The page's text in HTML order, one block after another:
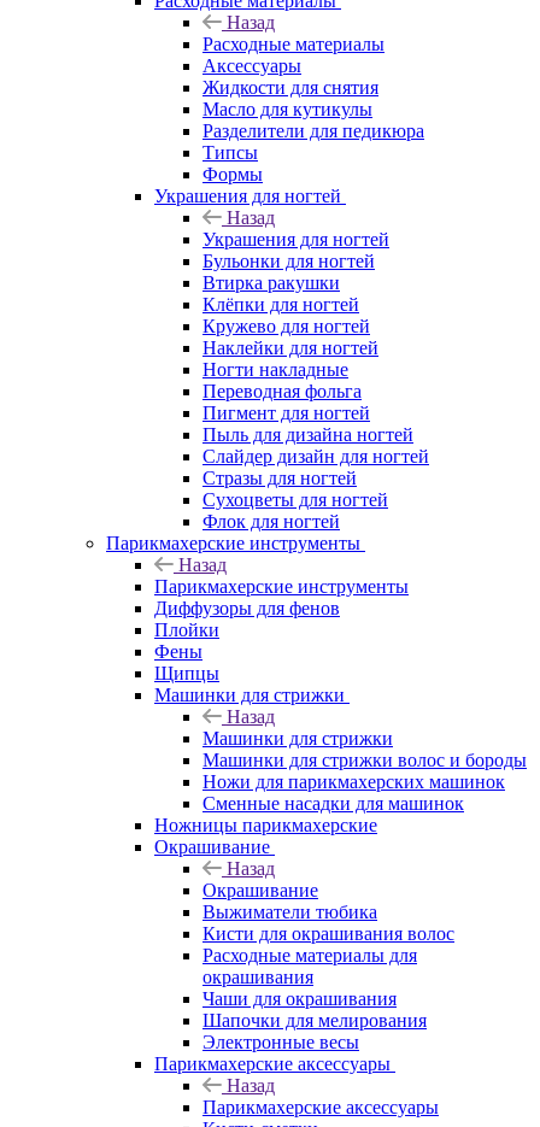
Назад
Расходные материалы
Аксессуары
Жидкости для снятия
Масло для кутикулы
Разделители для педикюра
Типсы
Формы
Украшения для ногтей
Назад
Украшения для ногтей
Бульонки для ногтей
Втирка ракушки
Клёпки для ногтей
Кружево для ногтей
Наклейки для ногтей
Ногти накладные
Переводная фольга
Пигмент для ногтей
Пыль для дизайна ногтей
Слайдер дизайн для ногтей
Стразы для ногтей
Сухоцветы для ногтей
Флок для ногтей
Парикмахерские инструменты
Назад
Парикмахерские инструменты
Диффузоры для фенов
Плойки
Фены
Щипцы
Машинки для стрижки
Назад
Машинки для стрижки
Машинки для стрижки волос и бороды
Ножи для парикмахерских машинок
Сменные насадки для машинок
Ножницы парикмахерские
Окрашивание
Назад
Окрашивание
Выжиматели тюбика
Кисти для окрашивания волос
Расходные материалы для
окрашивания
Чаши для окрашивания
Шапочки для мелирования
Электронные весы
Парикмахерские аксессуары
Назад
Парикмахерские аксессуары